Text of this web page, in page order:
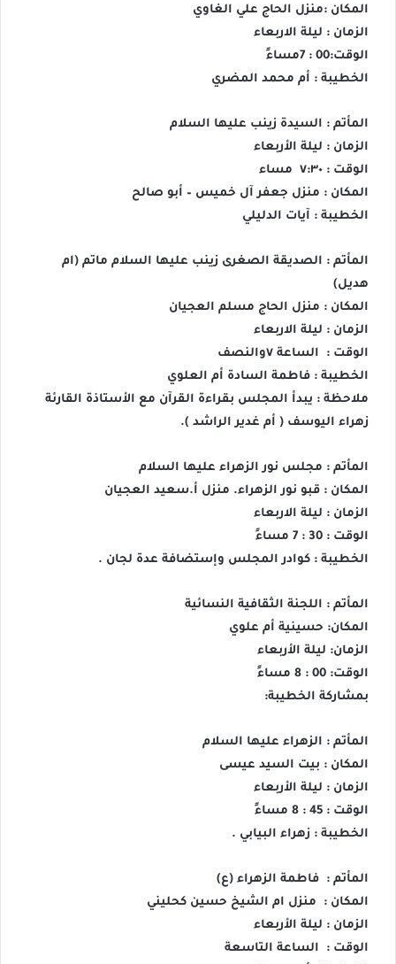
المكان :منزل الحاج علي الغاوي
الزمان : ليلة الاربعاء
الوقت:00 : 7مساءً
الخطيبة : أم محمد المضري
المأتم : السيدة زينب عليها السلام
الزمان : ليلة الأربعاء
الوقت : ٧:٣٠ مساء
المكان : منزل جعفر آل خميس – أبو صالح
الخطيبة : آيات الدليلي
المأتم : الصديقة الصغرى زينب عليها السلام ماتم (ام
هديل)
المكان : منزل الحاج مسلم العجيان
الزمان : ليلة الاربعاء
الوقت : الساعة ٧والنصف
الخطيبة : فاطمة السادة أم العلوي
ملاحظة : يبدأ المجلس بقراءة القرآن مع الأستاذة القارئة
زهراء اليوسف ( أم غدير الراشد ).
المأتم : مجلس نور الزهراء عليها السلام
المكان : قبو نور الزهراء. منزل أ.سعيد العجيان
الزمان : ليلة الاربعاء
الوقت : 30 : 7 مساءً
الخطيبة : كوادر المجلس وإستضافة عدة لجان .
المأتم : اللجنة الثقافية النسائية
المكان: حسينية أم علوي
الزمان: ليلة الأربعاء
الوقت: 00 : 8 مساءً
بمشاركة الخطيبة:
المأتم : الزهراء عليها السلام
المكان : بيت السيد عيسى
الزمان : ليلة الأربعاء
الوقت : 45 : 8 مساءً
الخطيبة : زهراء البيابي .
المأتم : فاطمة الزهراء (ع)
المكان : منزل ام الشيخ حسين كحليني
الزمان : ليلة الأربعاء
الوقت : الساعة التاسعة